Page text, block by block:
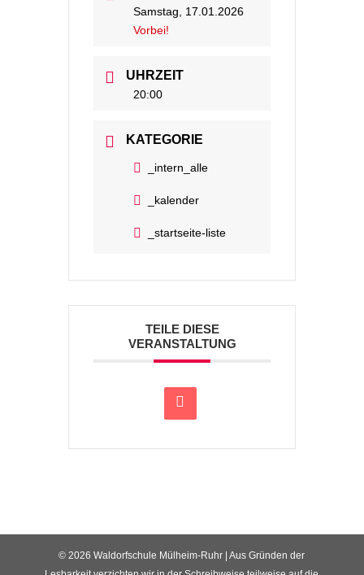
Samstag, 17.01.2026
Vorbei!
UHRZEIT
20:00
KATEGORIE
_intern_alle
_kalender
_startseite-liste
TEILE DIESE
VERANSTALTUNG
© 2026 Waldorfschule Mülheim-Ruhr | Aus Gründen der